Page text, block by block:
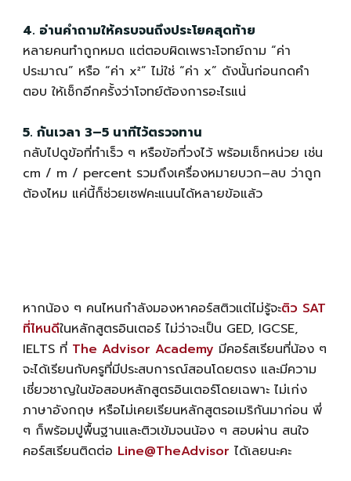
4. อ่านคำถามให้ครบจนถึงประโยคสุดท้าย
หลายคนทำถูกหมด แต่ตอบผิดเพราะโจทย์ถาม “ค่า
ประมาณ” หรือ “ค่า x²” ไม่ใช่ “ค่า x” ดังนั้นก่อนกดคำ
ตอบ ให้เช็กอีกครั้งว่าโจทย์ต้องการอะไรแน่
5. กันเวลา 3–5 นาทีไว้ตรวจทาน
กลับไปดูข้อที่ทำเร็ว ๆ หรือข้อที่วงไว้ พร้อมเช็กหน่วย เช่น
cm / m / percent รวมถึงเครื่องหมายบวก–ลบ ว่าถูก
ต้องไหม แค่นี้ก็ช่วยเซฟคะแนนได้หลายข้อแล้ว
หากน้อง ๆ คนไหนกำลังมองหาคอร์สติวแต่ไม่รู้จะติว SAT
ที่ไหนดีในหลักสูตรอินเตอร์ ไม่ว่าจะเป็น GED, IGCSE,
IELTS ที่ The Advisor Academy มีคอร์สเรียนที่น้อง ๆ
จะได้เรียนกับครูที่มีประสบการณ์สอนโดยตรง และมีความ
เชี่ยวชาญในข้อสอบหลักสูตรอินเตอร์โดยเฉพาะ ไม่เก่ง
ภาษาอังกฤษ หรือไม่เคยเรียนหลักสูตรอเมริกันมาก่อน พี่
ๆ ก็พร้อมปูพื้นฐานและติวเข้มจนน้อง ๆ สอบผ่าน สนใจ
คอร์สเรียนติดต่อ Line@TheAdvisor ได้เลยนะคะ